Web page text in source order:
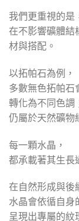
我們更重視的是
在不影響礦體結
材與搭配。
以拓帕石為例，
多數無色拓帕石
轉化為不同色調
仍屬於天然礦物
每一顆水晶，
都承載著其生長
在自然形成與後
水晶會依循自身
呈現出專屬的紋